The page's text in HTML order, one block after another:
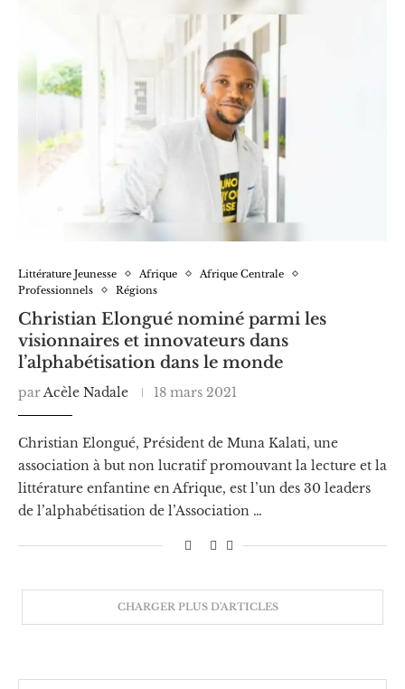
Littérature Jeunesse Afrique
Afrique Centrale
Professionnels
Régions
Christian Elongué nominé parmi les
visionnaires et innovateurs dans
l’alphabétisation dans le monde
parAcèle Nadale 18 mars 2021
Christian Elongué, Président de Muna Kalati, une
association à but non lucratif promouvant la lecture et la
littérature enfantine en Afrique, est l’un des 30 leaders
de l’alphabétisation de l’Association …
CHARGER PLUS D'ARTICLES